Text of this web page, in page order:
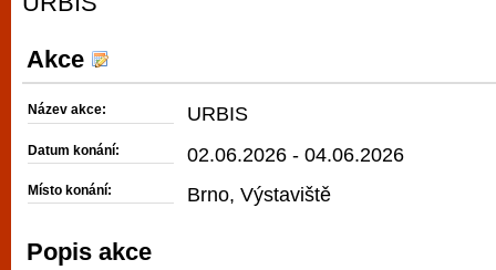
Akce
Název akce: URBIS
Datum konání: 02.06.2026 - 04.06.2026
Místo konání: Brno, Výstaviště
Popis akce
automaty
zajímavé
restaurace,
vyzkoušet různé kasinové hry. V